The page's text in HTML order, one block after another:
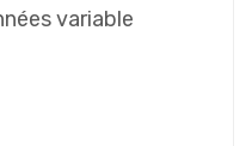
variable